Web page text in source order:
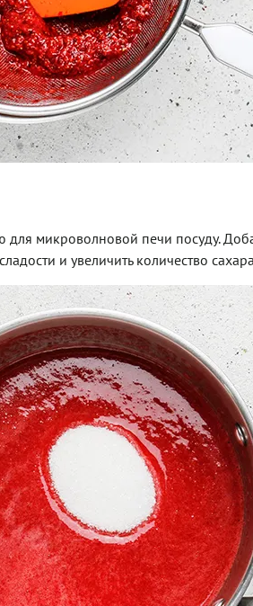
микроволновой печи посуду.
и увеличить количество